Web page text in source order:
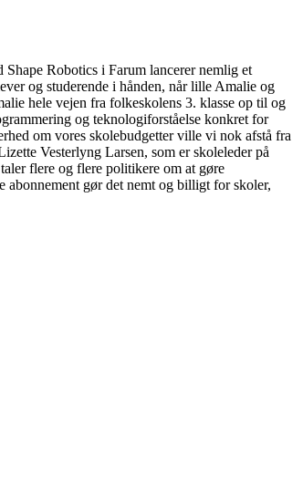
Robotics i Farum lancerer nemlig et
og studerende i hånden, når lille Amalie og
hele vejen fra folkeskolens 3. klasse op til og
og teknologiforståelse konkret for
om vores skolebudgetter ville vi nok afstå fra
Vesterlyng Larsen, som er skoleleder på
flere og flere politikere om at gøre
abonnement gør det nemt og billigt for skoler,